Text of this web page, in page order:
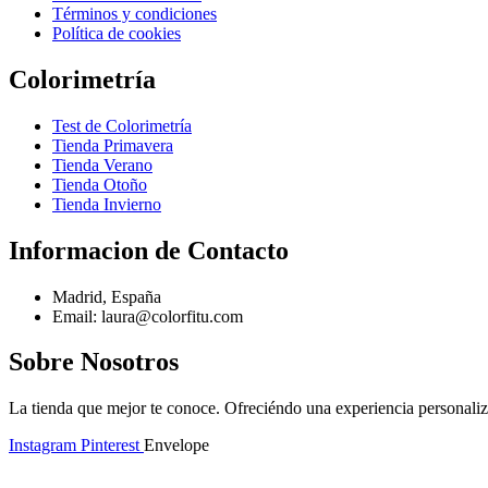
Términos y condiciones
Política de cookies
Colorimetría
Test de Colorimetría
Tienda Primavera
Tienda Verano
Tienda Otoño
Tienda Invierno
Informacion de Contacto
Madrid, España
Email: laura@colorfitu.com
Sobre Nosotros
La tienda que mejor te conoce. Ofreciéndo una experiencia
Instagram Pinterest Envelope